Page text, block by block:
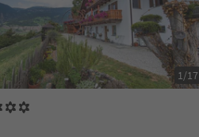
1/17